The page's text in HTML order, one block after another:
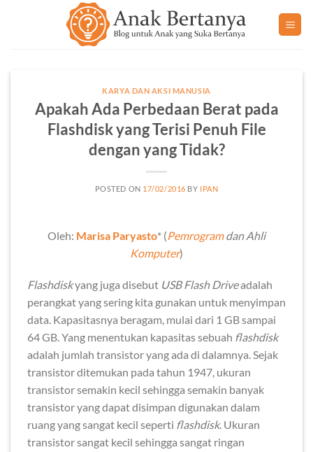
KARYA DAN AKSI MANUSIA
Apakah Ada Perbedaan Berat pada
Flashdisk yang Terisi Penuh File
dengan yang Tidak?
POSTED ON 17/02/2016 BY IPAN
Oleh: Marisa Paryasto* (Pemrogramdan Ahli
Komputer)
Flashdiskyang juga disebut USB Flash Driveadalah
perangkat yang sering kita gunakan untuk menyimpan
data. Kapasitasnya beragam, mulai dari 1 GB sampai
64 GB. Yang menentukan kapasitas sebuah flashdisk
adalah jumlah transistor yang ada di dalamnya. Sejak
transistor ditemukan pada tahun 1947, ukuran
transistor semakin kecil sehingga semakin banyak
transistor yang dapat disimpan digunakan dalam
ruang yang sangat kecil seperti flashdisk. Ukuran
transistor sangat kecil sehingga sangat ringan